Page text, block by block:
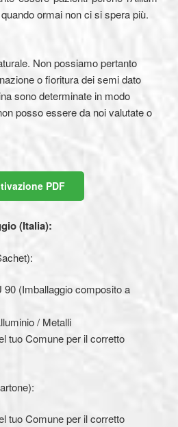
ormai non ci si spera più.
Non possiamo pertanto
o fioritura dei semi dato
sono determinate in modo
posso essere da noi valutate o
PDF
(Italia):
(Imballaggio composito a
/ Metalli
tuo Comune per il corretto
tuo Comune per il corretto